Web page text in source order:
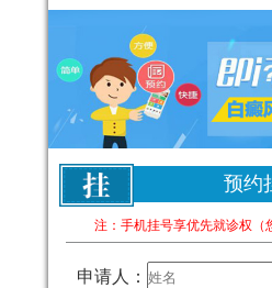
预约
注：手机挂号享优先就诊权（
申请人：